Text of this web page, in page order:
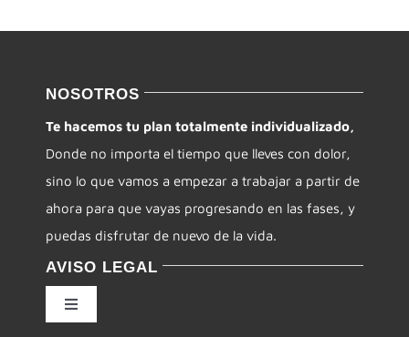
NOSOTROS
Te hacemos tu plan totalmente individualizado,
Donde no importa el tiempo que lleves con dolor,
sino lo que vamos a empezar a trabajar a partir de
ahora para que vayas progresando en las fases, y
puedas disfrutar de nuevo de la vida.
AVISO LEGAL
Toggle
Navigation